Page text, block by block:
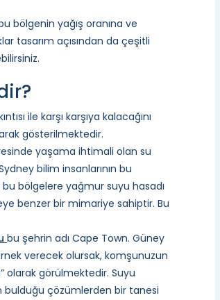
bölgenin yağış oranına ve
tasarım açısından da çeşitli
ile karşı karşıya kalacağını
gösterilmektedir.
yaşama ihtimali olan su
bilim insanlarının bu
bölgelere yağmur suyu hasadı
benzer bir mimariye sahiptir. Bu
bu şehrin adı Cape Town. Güney
verecek olursak, komşunuzun
olarak görülmektedir. Suyu
bulduğu çözümlerden bir tanesi